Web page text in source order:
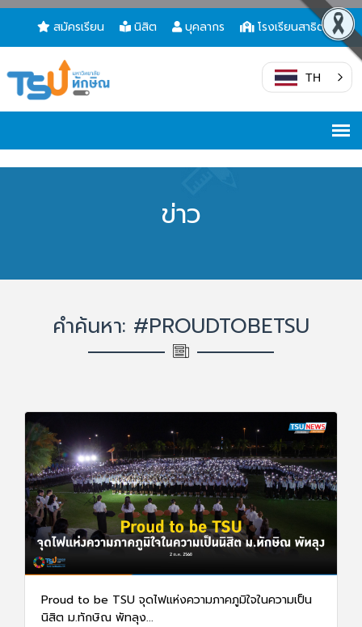
สมัครเรียน นิสิต บุคลากร โรงเรียนสาธิต
TH
ข่าว
คำค้นหา: #PROUDTOBETSU
Proud to be TSU จุดไฟแห่งความภาคภูมิใจในความเป็น
นิสิต ม.ทักษิณ พัทลุง...